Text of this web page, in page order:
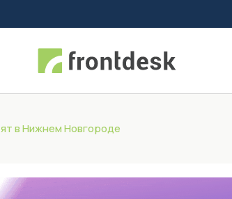
в Нижнем Новгороде